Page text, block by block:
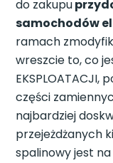
do zakupu
samochodów
ramach
wreszcie to, co
części
najbardziej
przejeżdżanych
spalinowy jest